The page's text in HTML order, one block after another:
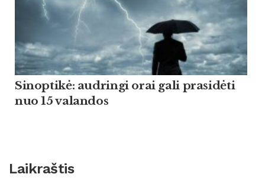
Sinoptikė: audringi orai gali prasidėti
nuo 15 valandos
Laikraštis